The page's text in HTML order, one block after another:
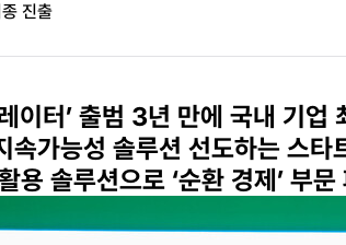
진출
이터’ 출범 3년 만에 국내 기업
가능성 솔루션 선도하는 스타
솔루션으로 ‘순환 경제’ 부